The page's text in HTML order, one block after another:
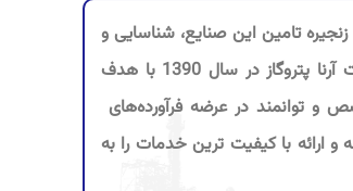
تامین این صنایع، شناسایی و
پاسخگویی به خواسته‌های تولیدکنندگان و مشتریان در این صنعت بسیار حیاتی و مهم است. شرکت آرنا پتروگاز در سال 1390 با هدف
توانمند در عرضه فرآورده‌های
و ارائه با کیفیت‌ ترین خدمات را به